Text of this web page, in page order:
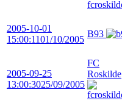
2005-10-01
15:00:1101/10/2005
B93
2005-09-25
13:00:3025/09/2005
FC
Roskilde